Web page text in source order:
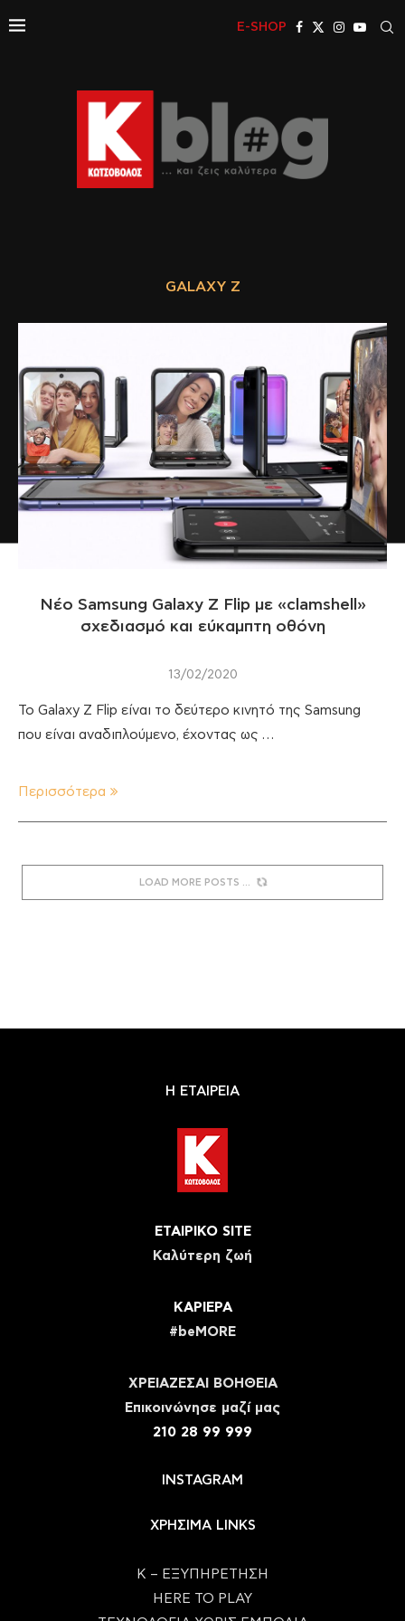
E-SHOP
GALAXY Z
Νέο Samsung Galaxy Z Flip με «clamshell»
σχεδιασμό και εύκαμπτη οθόνη
13/02/2020
Το Galaxy Z Flip είναι το δεύτερο κινητό της Samsung
που είναι αναδιπλούμενο, έχοντας ως …
Περισσότερα
LOAD MORE POSTS
Η ΕΤΑΙΡΕΙΑ
ΕΤΑΙΡΙΚΟ SITE
Καλύτερη ζωή
ΚΑΡΙΕΡΑ
#beMORE
ΧΡΕΙΑΖΕΣΑΙ ΒΟΗΘΕΙΑ
Eπικοινώνησε μαζί μας
210 28 99 999
INSTAGRAM
ΧΡΗΣΙΜΑ LINKS
Κ – ΕΞΥΠΗΡΕΤΗΣΗ
HERE TO PLAY